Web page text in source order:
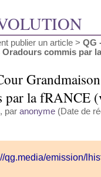
publier un article > QG
commis par
par la fRANCE
, par anonyme (Date de
qg.media/emission/